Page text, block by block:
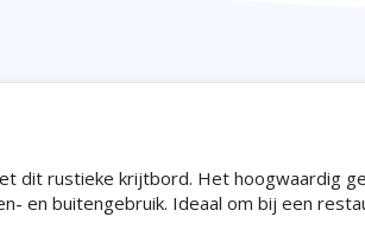
dit rustieke krijtbord. Het hoogwaardig
en buitengebruik. Ideaal om bij een